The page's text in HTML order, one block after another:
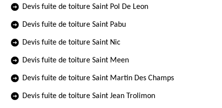
Devis fuite de toiture Saint Pol De Leon
Devis fuite de toiture Saint Pabu
Devis fuite de toiture Saint Nic
Devis fuite de toiture Saint Meen
Devis fuite de toiture Saint Martin Des Champs
Devis fuite de toiture Saint Jean Trolimon